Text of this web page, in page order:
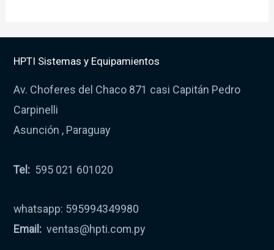
HPTI Sistemas y Equipamientos
Av. Choferes del Chaco 871 casi Capitán Pedro
Carpinelli
Asunción , Paraguay
Tel: 595 021 601020
whatsapp: 595994349980
Email: ventas@hpti.com.py